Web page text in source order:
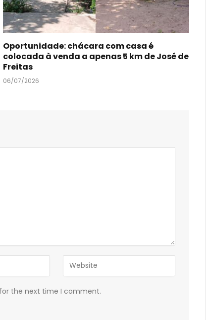
Oportunidade: chácara com casa é
colocada à venda a apenas 5 km de José de
Freitas
06/07/2026
the next time I comment.